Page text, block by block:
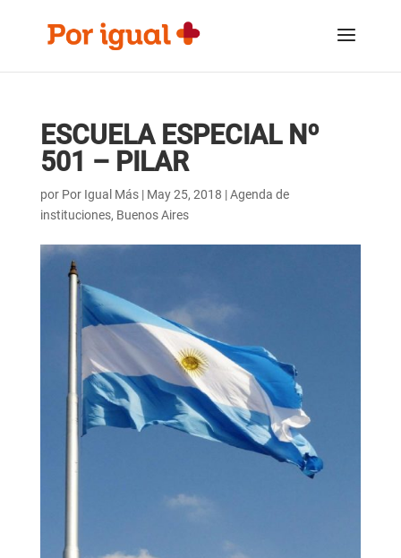
contenido
navegación
ESCUELA ESPECIAL Nº
501 – PILAR
por Por Igual Más| May 25, 2018 |Agenda de
instituciones, Buenos Aires